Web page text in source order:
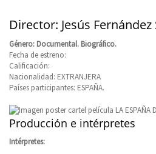
Director: Jesús Fernández
Género: Documental. Biográfico.
Fecha de estreno:
Calificación:
Nacionalidad: EXTRANJERA
Países participantes: ESPAÑA.
Producción e intérpretes
Intérpretes: